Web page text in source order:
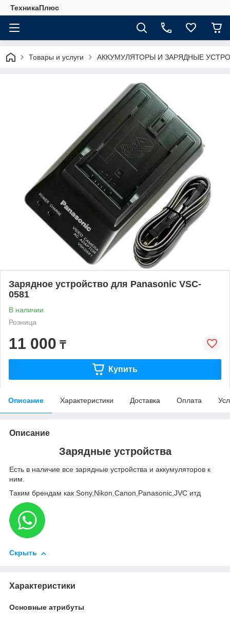
ТехникаПлюс
Товары и услуги АККУМУЛЯТОРЫ И ЗАРЯДНЫЕ
Зарядное устройство для Panasonic VSC-
0581
В наличии
Розница
11 000 ₸
Купить
Описание Характеристики Доставка Оплата
Описание
Зарядные устройства
Есть в наличие все зарядные устройства и аккумуляторов к
ним.
Таким брендам как Sony,Nikon,Canon,Panasonic,JVC итд
Скрыть
Характеристики
Основные атрибуты